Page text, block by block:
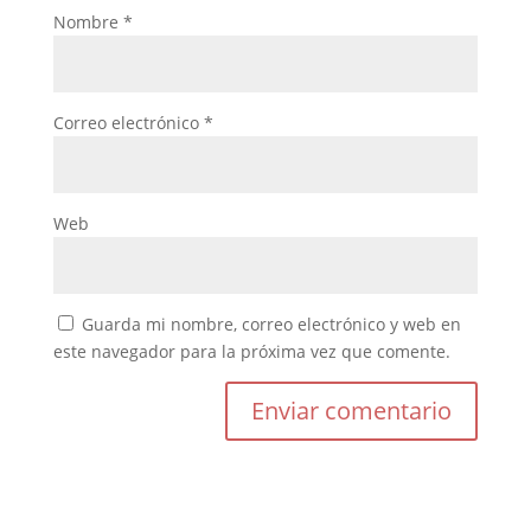
Nombre *
Correo electrónico *
Web
Guarda mi nombre, correo electrónico y web en
este navegador para la próxima vez que comente.